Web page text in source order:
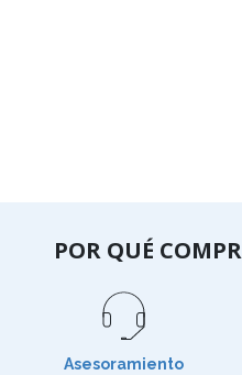
POR QUÉ
Asesoramiento